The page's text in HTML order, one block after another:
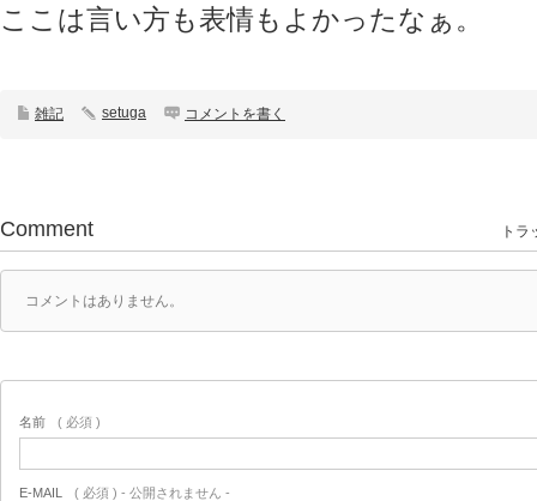
ここは言い方も表情もよかったなぁ。
雑記 setuga コメントを書く
Comment トラ
コメントはありません。
名前 ( 必須 )
E-MAIL ( 必須 ) - 公開されません -